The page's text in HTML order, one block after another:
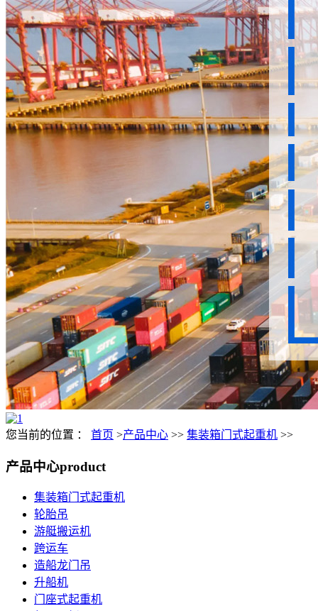
您当前的位置 ： 首页 >产品中心 >> 集装箱门式起重机 >>
产品中心product
集装箱门式起重机
轮胎吊
游艇搬运机
跨运车
造船龙门吊
升船机
门座式起重机